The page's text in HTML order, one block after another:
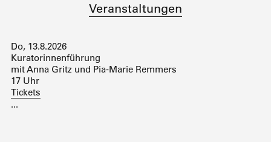
Veranstaltungen
Do, 13.8.2026
Kuratorinnenführung
mit Anna Gritz und Pia-Marie Remmers
17 Uhr
Tickets
...